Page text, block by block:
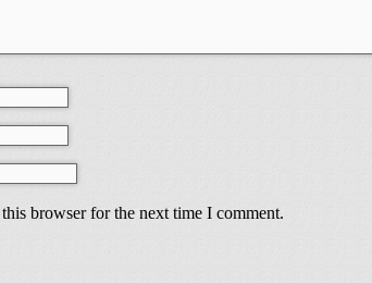
browser for the next time I comment.